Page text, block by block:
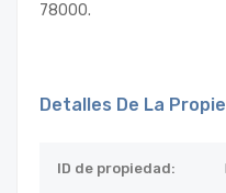
78000.
Detalles De La
ID de propiedad: